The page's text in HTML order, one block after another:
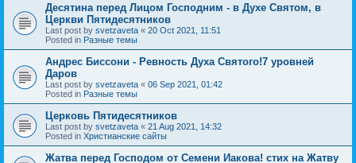
Десятина перед Лицом Господним - в Духе Святом, в
Церкви Пятидесятников
Last post by svetzaveta « 20 Oct 2021, 11:51
Posted in Разные темы
Андрес Биссони - Ревность Духа Святого!7 уровней
Даров
Last post by svetzaveta « 06 Sep 2021, 01:42
Posted in Разные темы
Церковь Пятидесятников
Last post by svetzaveta « 21 Aug 2021, 14:32
Posted in Христианские сайты
Жатва перед Господом от Семени Иакова! стих на Жатву